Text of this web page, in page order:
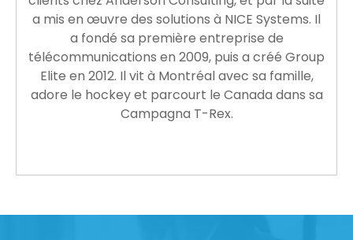
a mis en œuvre des solutions à NICE Systems. Il
a fondé sa première entreprise de
télécommunications en 2009, puis a créé Group
Elite en 2012. Il vit à Montréal avec sa famille,
adore le hockey et parcourt le Canada dans sa
Campagna T-Rex.